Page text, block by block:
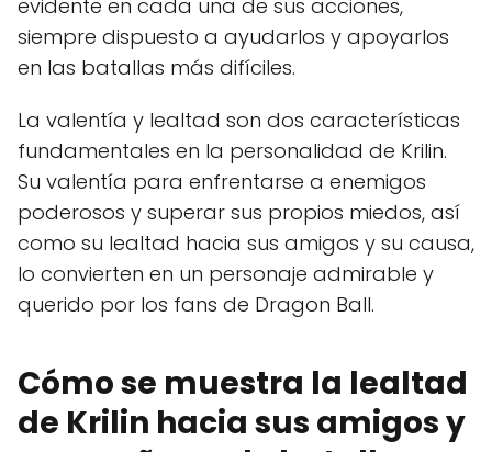
evidente en cada una de sus acciones,
siempre dispuesto a ayudarlos y apoyarlos
en las batallas más difíciles.
La valentía y lealtad son dos características
fundamentales en la personalidad de Krilin.
Su valentía para enfrentarse a enemigos
poderosos y superar sus propios miedos, así
como su lealtad hacia sus amigos y su causa,
lo convierten en un personaje admirable y
querido por los fans de Dragon Ball.
Cómo se muestra la lealtad
de Krilin hacia sus amigos y